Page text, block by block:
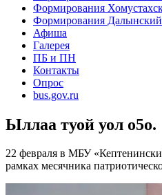
Формирования
Формирования
Афиша
Галерея
ПБ и ПН
Контакты
Опрос
bus.gov.ru
Ыллаа туой уол о5о.
22 февраля в МБУ
рамках месячника